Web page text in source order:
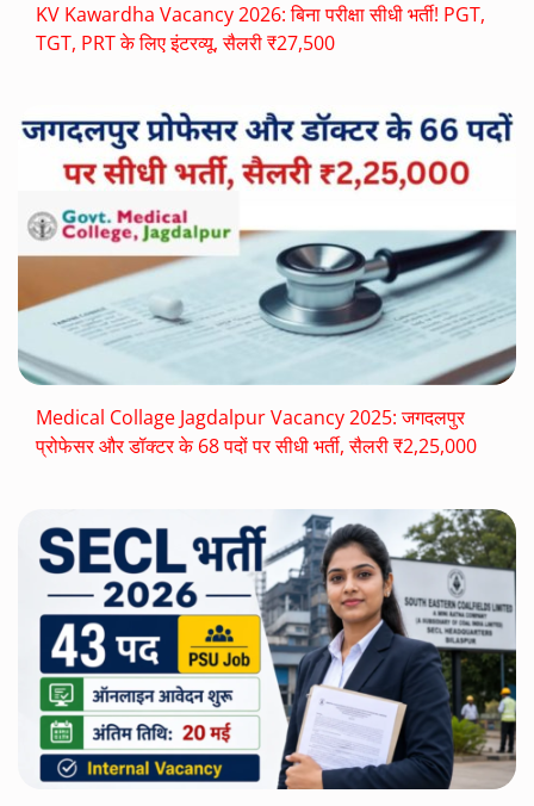
KV Kawardha Vacancy 2026: बिना परीक्षा सीधी भर्ती! PGT,
TGT, PRT के लिए इंटरव्यू, सैलरी ₹27,500
Medical Collage Jagdalpur Vacancy 2025: जगदलपुर
प्रोफेसर और डॉक्टर के 68 पदों पर सीधी भर्ती, सैलरी ₹2,25,000